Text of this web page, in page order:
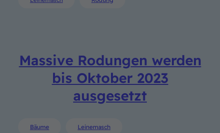
Massive Rodungen werden
bis Oktober 2023
ausgesetzt
Bäume Leinemasch